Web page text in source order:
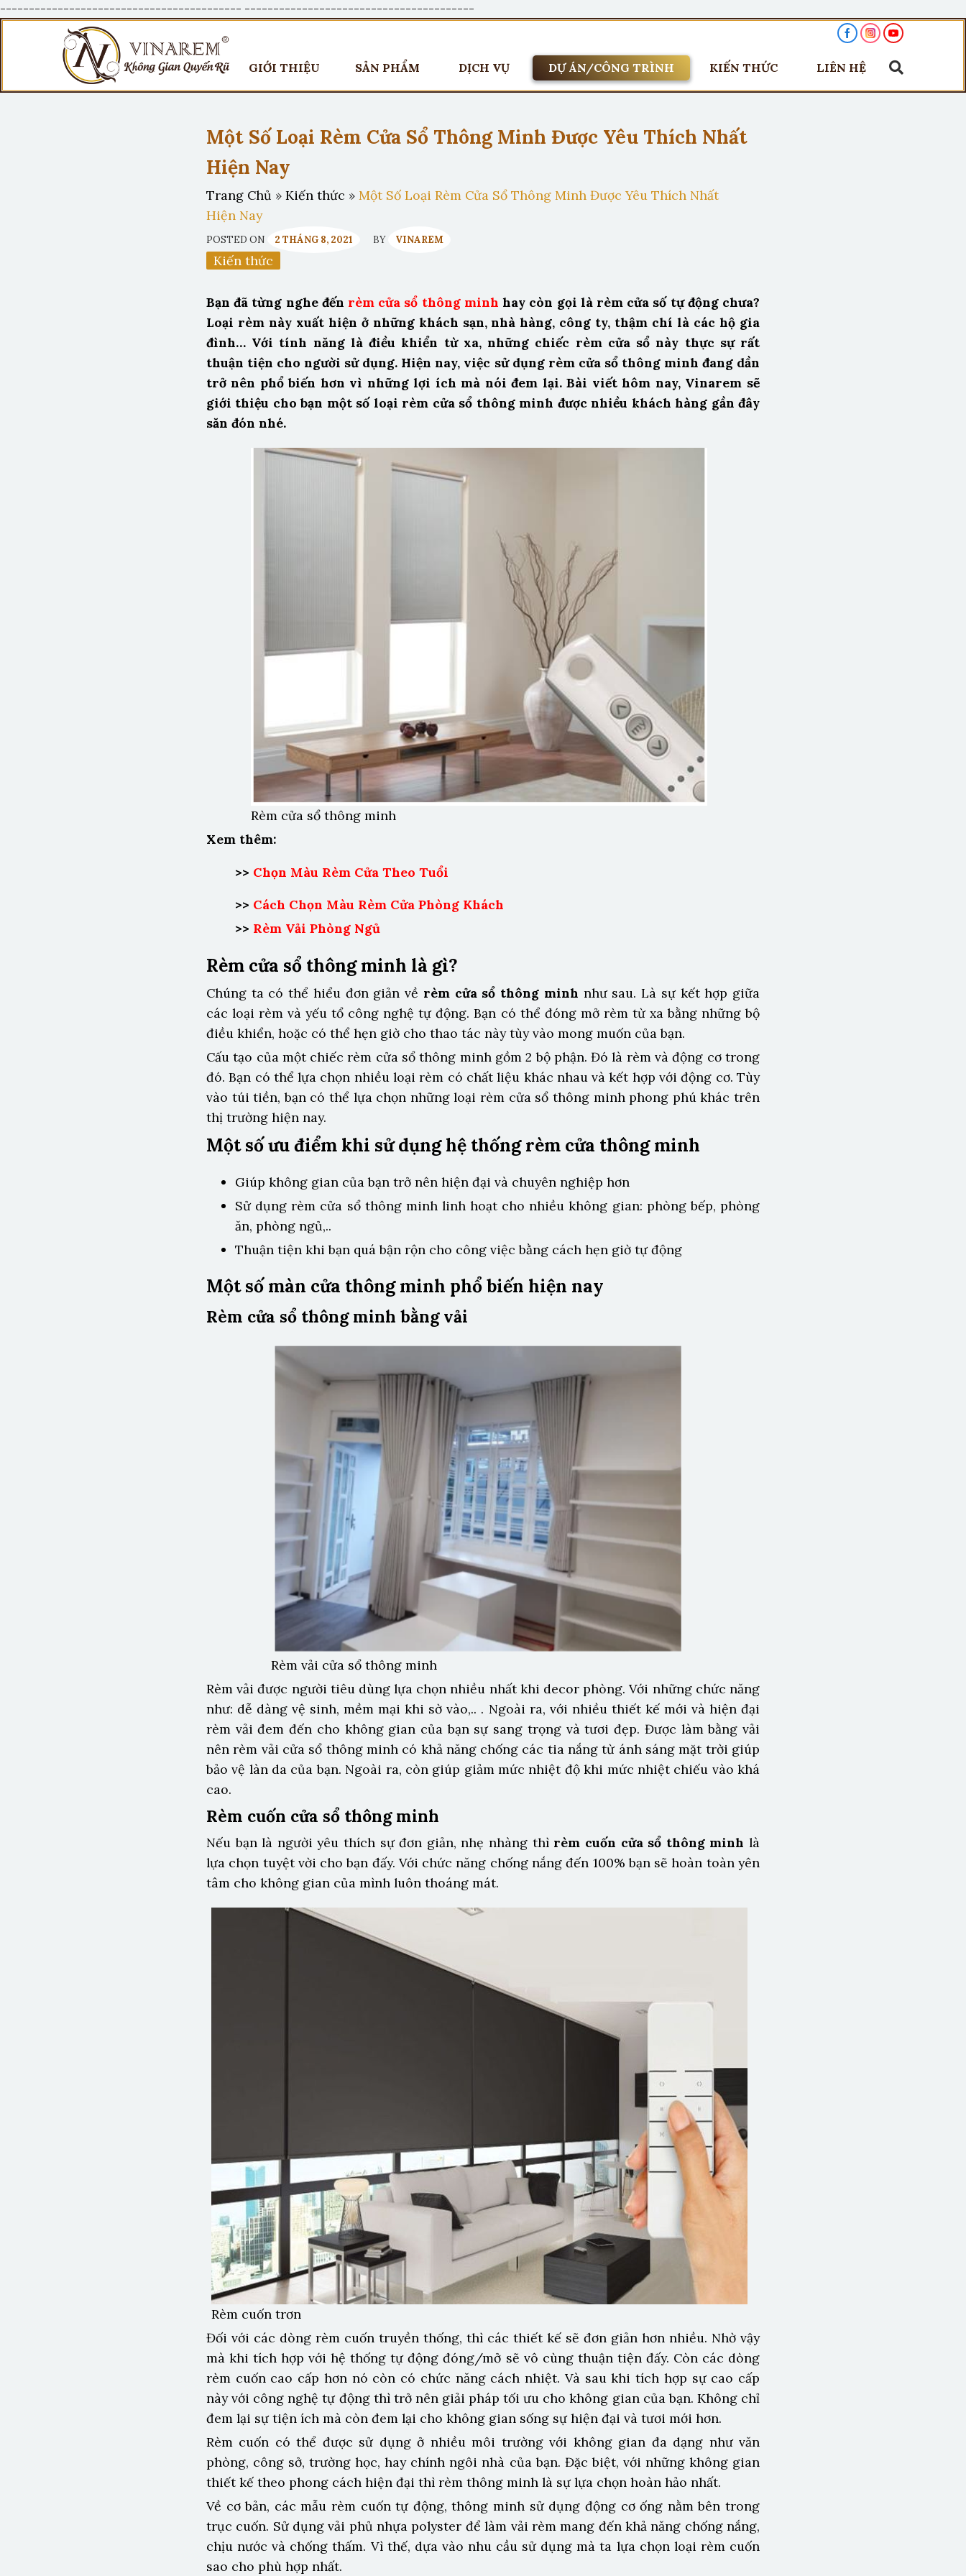
------------------------------------------ ----------------------------------------
GIỚI THIỆU SẢN PHẨM DỊCH VỤ DỰ ÁN/CÔNG TRÌNH KIẾN THỨC LIÊN HỆ
Một Số Loại Rèm Cửa Sổ Thông Minh Được Yêu Thích Nhất
Hiện Nay
Trang Chủ » Kiến thức » Một Số Loại Rèm Cửa Sổ Thông Minh Được Yêu Thích Nhất
Hiện Nay
POSTED ON 2 THÁNG 8, 2021 BY VINAREM
Kiến thức
Bạn đã từng nghe đến rèm cửa sổ thông minh hay còn gọi là rèm cửa số tự động chưa?
Loại rèm này xuất hiện ở những khách sạn, nhà hàng, công ty, thậm chí là các hộ gia
đình… Với tính năng là điều khiển từ xa, những chiếc rèm cửa sổ này thực sự rất
thuận tiện cho người sử dụng. Hiện nay, việc sử dụng rèm cửa sổ thông minh đang dần
trở nên phổ biến hơn vì những lợi ích mà nói đem lại. Bài viết hôm nay, Vinarem sẽ
giới thiệu cho bạn một số loại rèm cửa sổ thông minh được nhiều khách hàng gần đây
săn đón nhé.
Rèm cửa sổ thông minh
Xem thêm:
>> Chọn Màu Rèm Cửa Theo Tuổi
>> Cách Chọn Màu Rèm Cửa Phòng Khách
>> Rèm Vải Phòng Ngủ
Rèm cửa sổ thông minh là gì?
Chúng ta có thể hiểu đơn giản về rèm cửa sổ thông minh như sau. Là sự kết hợp giữa
các loại rèm và yếu tổ công nghệ tự động. Bạn có thể đóng mở rèm từ xa bằng những bộ
điều khiển, hoặc có thể hẹn giờ cho thao tác này tùy vào mong muốn của bạn.
Cấu tạo của một chiếc rèm cửa sổ thông minh gồm 2 bộ phận. Đó là rèm và động cơ trong
đó. Bạn có thể lựa chọn nhiều loại rèm có chất liệu khác nhau và kết hợp với động cơ. Tùy
vào túi tiền, bạn có thể lựa chọn những loại rèm cửa sổ thông minh phong phú khác trên
thị trường hiện nay.
Một số ưu điểm khi sử dụng hệ thống rèm cửa thông minh
Giúp không gian của bạn trở nên hiện đại và chuyên nghiệp hơn
Sử dụng rèm cửa sổ thông minh linh hoạt cho nhiều không gian: phòng bếp, phòng
ăn, phòng ngủ,..
Thuận tiện khi bạn quá bận rộn cho công việc bằng cách hẹn giờ tự động
Một số màn cửa thông minh phổ biến hiện nay
Rèm cửa sổ thông minh bằng vải
Rèm vải cửa sổ thông minh
Rèm vải được người tiêu dùng lựa chọn nhiều nhất khi decor phòng. Với những chức năng
như: dễ dàng vệ sinh, mềm mại khi sờ vào,.. . Ngoài ra, với nhiều thiết kế mới và hiện đại
rèm vải đem đến cho không gian của bạn sự sang trọng và tươi đẹp. Được làm bằng vải
nên rèm vải cửa sổ thông minh có khả năng chống các tia nắng từ ánh sáng mặt trời giúp
bảo vệ làn da của bạn. Ngoài ra, còn giúp giảm mức nhiệt độ khi mức nhiệt chiếu vào khá
cao.
Rèm cuốn cửa sổ thông minh
Nếu bạn là người yêu thích sự đơn giản, nhẹ nhàng thì rèm cuốn cửa sổ thông minh là
lựa chọn tuyệt vời cho bạn đấy. Với chức năng chống nắng đến 100% bạn sẽ hoàn toàn yên
tâm cho không gian của mình luôn thoáng mát.
Rèm cuốn trơn
Đối với các dòng rèm cuốn truyền thống, thì các thiết kế sẽ đơn giản hơn nhiều. Nhờ vậy
mà khi tích hợp với hệ thống tự động đóng/mở sẽ vô cùng thuận tiện đấy. Còn các dòng
rèm cuốn cao cấp hơn nó còn có chức năng cách nhiệt. Và sau khi tích hợp sự cao cấp
này với công nghệ tự động thì trở nên giải pháp tối ưu cho không gian của bạn. Không chỉ
đem lại sự tiện ích mà còn đem lại cho không gian sống sự hiện đại và tươi mới hơn.
Rèm cuốn có thể được sử dụng ở nhiều môi trường với không gian đa dạng như văn
phòng, công sở, trường học, hay chính ngôi nhà của bạn. Đặc biệt, với những không gian
thiết kế theo phong cách hiện đại thì rèm thông minh là sự lựa chọn hoàn hảo nhất.
Về cơ bản, các mẫu rèm cuốn tự động, thông minh sử dụng động cơ ống nằm bên trong
trục cuốn. Sử dụng vải phủ nhựa polyster để làm vải rèm mang đến khả năng chống nắng,
chịu nước và chống thấm. Vì thế, dựa vào nhu cầu sử dụng mà ta lựa chọn loại rèm cuốn
sao cho phù hợp nhất.